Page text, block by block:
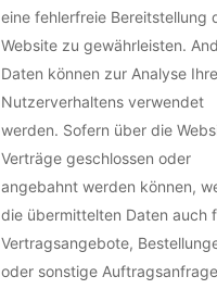
eine fehlerfreie Bereitstellung
Website zu gewährleisten.
Daten können zur Analyse
Nutzerverhaltens verwendet
werden. Sofern über die
Verträge geschlossen oder
angebahnt werden können,
die übermittelten Daten auch
Vertragsangebote,
oder sonstige